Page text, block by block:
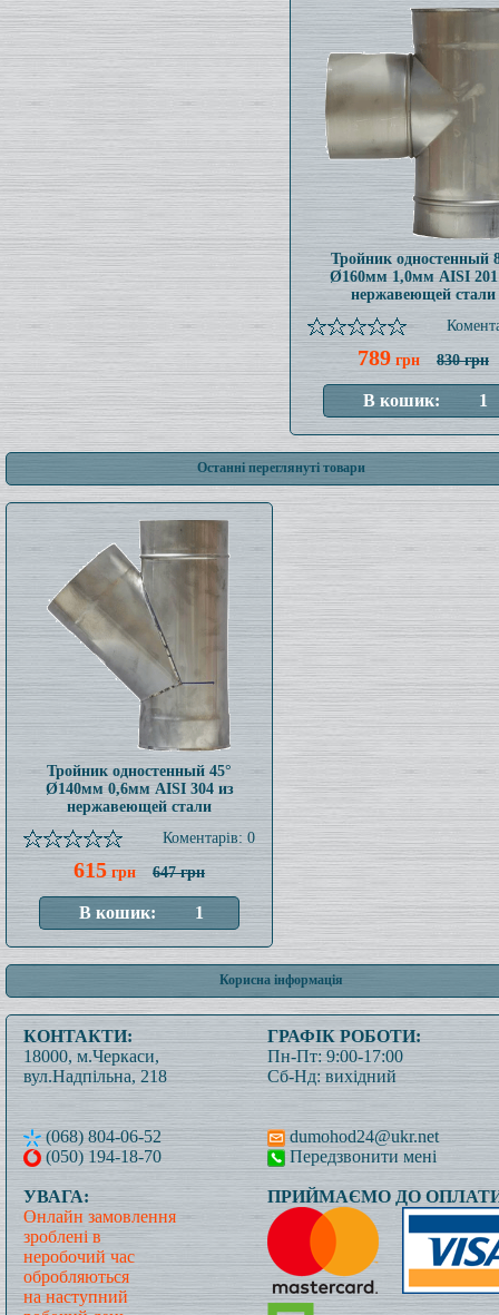
Тройник одностенный
Ø160мм 1,0мм AISI 201
нержавеющей стали
789 грн 830 грн
Останні переглянуті товари
Тройник одностенный 45°
Ø140мм 0,6мм AISI 304 из
нержавеющей стали
Коментарів: 0
615грн 647 грн
Корисна інформація
КОНТАКТИ:
18000, м.Черкаси,
вул.Надпільна, 218
(068) 804-06-52
(050) 194-18-70
ГРАФІК РОБОТИ:
Пн-Пт: 9:00-17:00
Сб-Нд: вихідний
dumohod24@ukr.net
Передзвонити мені
УВАГА:
Онлайн замовлення
зроблені в
неробочий час
обробляються
на наступний
ПРИЙМАЄМО ДО